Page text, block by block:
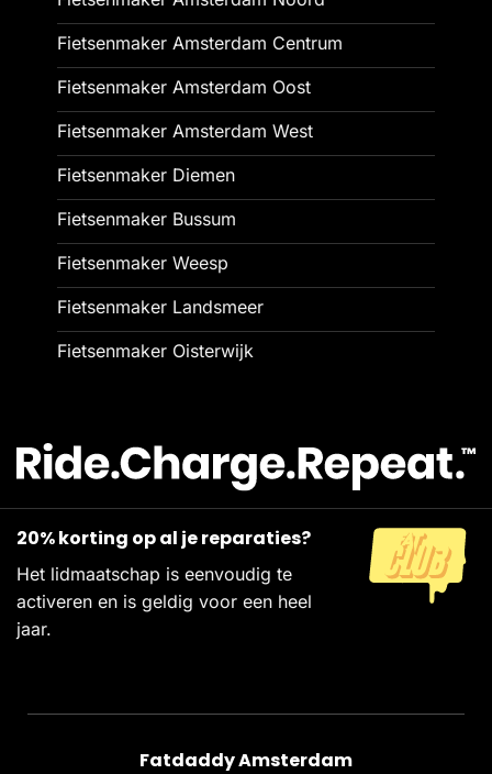
Fietsenmaker Amsterdam Centrum
Fietsenmaker Amsterdam Oost
Fietsenmaker Amsterdam West
Fietsenmaker Diemen
Fietsenmaker Bussum
Fietsenmaker Weesp
Fietsenmaker Landsmeer
Fietsenmaker Oisterwijk
20% korting op al je reparaties?
Het lidmaatschap is eenvoudig te
activeren en is geldig voor een heel
jaar.
Fatdaddy Amsterdam